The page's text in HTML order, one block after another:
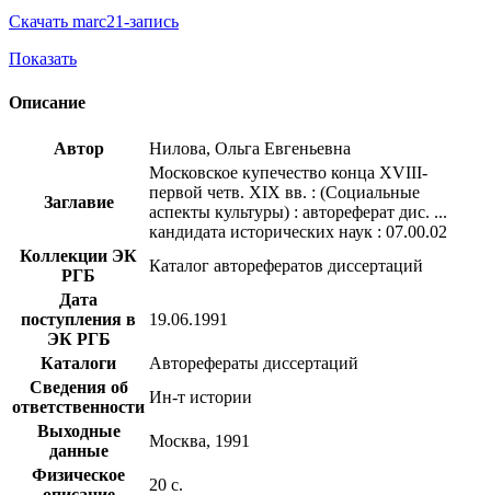
Скачать marc21-запись
Показать
Описание
Автор Нилова, Ольга Евгеньевна
Заглавие
Московское купечество конца XVIII-
первой четв. XIX вв. : (Социальные
аспекты культуры) : автореферат дис. ...
кандидата исторических наук : 07.00.02
Коллекции ЭК
РГБ
Каталог авторефератов диссертаций
Дата
поступления в
ЭК РГБ
19.06.1991
Каталоги
Авторефераты диссертаций
Сведения об
ответственности
Ин-т истории
Выходные
данные
Москва, 1991
Физическое
20 с.